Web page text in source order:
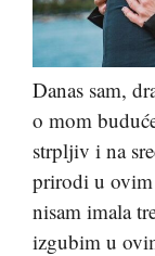
Danas sam,
o mom
strpljiv i na
prirodi u
nisam imala
izgubim u